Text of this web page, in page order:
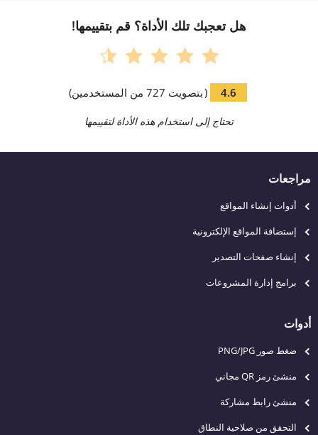
هل تعجبك تلك الأداة؟ قم بتقييمها!
4.6
(بتصويت 727 من المستخدمين)
تحتاج إلى استخدام هذه الأداة لتقييمها
مراجعات
أدوات إنشاء المواقع
إستضافة المواقع الإلكترونية
إنشاء صفحات التصدير
برامج إدارة المشروعات
أدوات
ضغط صور PNG/JPG
منشئ رمز QR مجاني
منشئ رابط مشاركة
التحقق من صلاحية النطاق